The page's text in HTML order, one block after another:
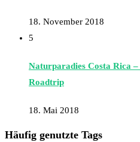
18. November 2018
5
Naturparadies Costa Rica
Roadtrip
18. Mai 2018
Häufig genutzte Tags